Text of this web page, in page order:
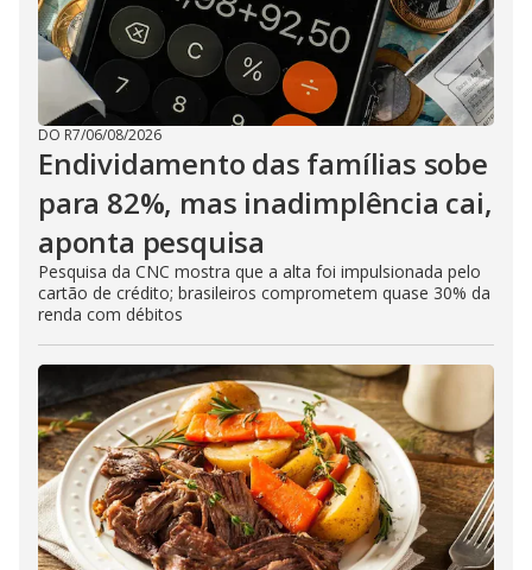
DO R7/06/08/2026
Endividamento das famílias sobe
para 82%, mas inadimplência cai,
aponta pesquisa
Pesquisa da CNC mostra que a alta foi impulsionada pelo
cartão de crédito; brasileiros comprometem quase 30% da
renda com débitos